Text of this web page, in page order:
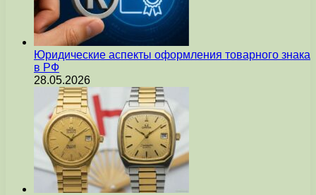
Юридические аспекты оформления товарного знака
в РФ
28.05.2026